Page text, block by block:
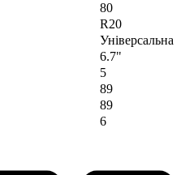
80
R20
Універсальна
6.7"
5
89
89
6